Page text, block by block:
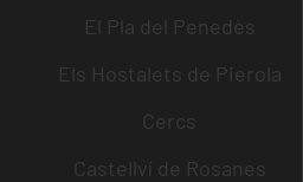
El Pla del Penedès
Els Hostalets de Pierola
Cercs
Castellví de Rosanes